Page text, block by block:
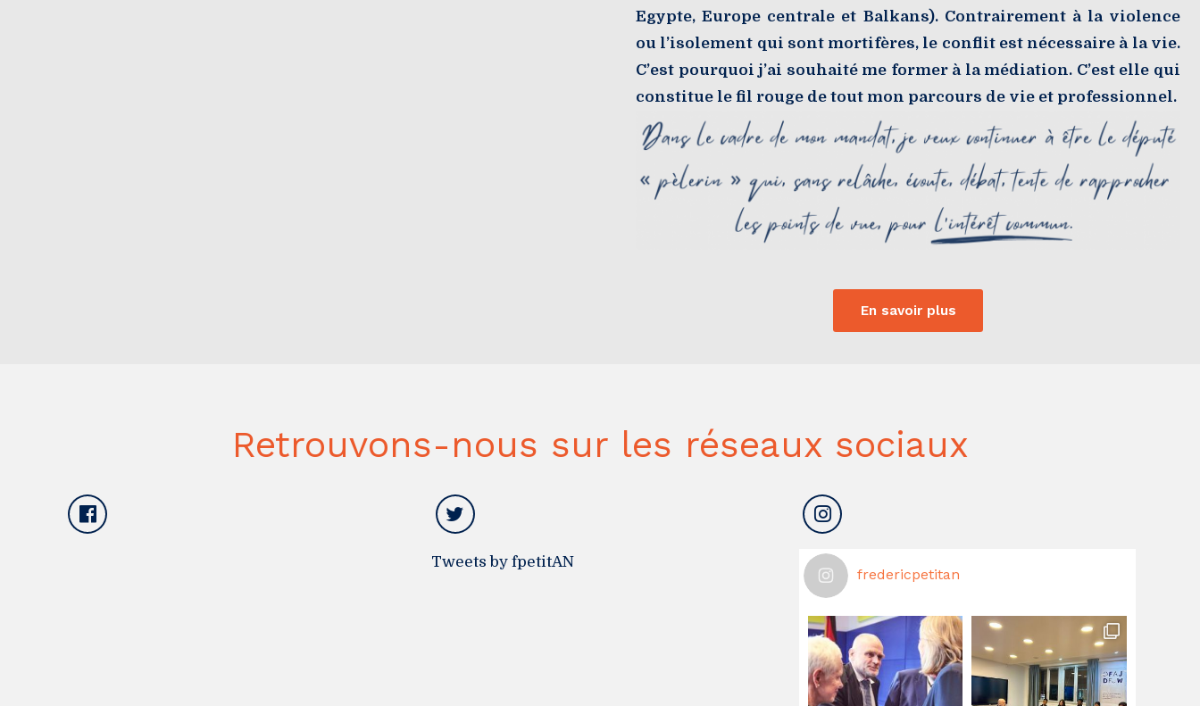
Egypte, Europe centrale et Balkans). Contrairement à la violence
ou l’isolement qui sont mortifères, le conflit est nécessaire à la vie.
C’est pourquoi j’ai souhaité me former à la médiation. C’est elle qui
constitue le fil rouge de tout mon parcours de vie et professionnel.
En savoir plus
Retrouvons-nous sur les réseaux sociaux
Tweets by fpetitAN
fredericpetitan